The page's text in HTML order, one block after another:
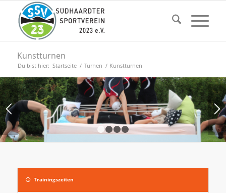
Kunstturnen
Du bist hier: Startseite / Turnen / Kunstturnen
1 2 3 4
Trainingszeiten